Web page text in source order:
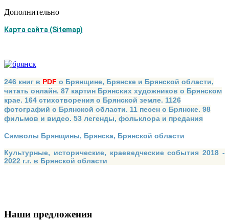
Дополнительно
Карта сайта (Sitemap)
246 книг в PDF о Брянщине, Брянске и Брянской области,
читать онлайн. 87 картин Брянских художников о Брянском
крае. 164 стихотворения о Брянской земле. 1126
фотографий о Брянской области. 11 песен о Брянске. 98
фильмов и видео. 53 легенды, фольклора и предания
Символы Брянщины, Брянска, Брянской области
Культурные, исторические, краеведческие события 2018 -
2022 г.г. в Брянской области
Наши предложения